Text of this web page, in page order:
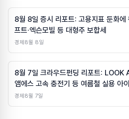
8월 8일 증시 리포트: 고용지표 둔화
프트·엑슨모빌 등 대형주 보합세
경제 8월 8일
8월 7일 크라우드펀딩 리포트: LOOK
앰에스 고속 충전기 등 여름철 실용 아
경제 8월 7일